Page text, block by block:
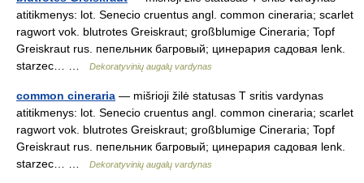
atitikmenys: lot. Senecio cruentus angl. common cineraria; scarlet
ragwort vok. blutrotes Greiskraut; großblumige Cineraria; Topf
Greiskraut rus. пепельник багровый; цинерария садовая lenk.
starzec… …
Dekoratyvinių augalų vardynas
common cineraria — mišrioji žilė statusas T sritis vardynas
atitikmenys: lot. Senecio cruentus angl. common cineraria; scarlet
ragwort vok. blutrotes Greiskraut; großblumige Cineraria; Topf
Greiskraut rus. пепельник багровый; цинерария садовая lenk.
starzec… …
Dekoratyvinių augalų vardynas